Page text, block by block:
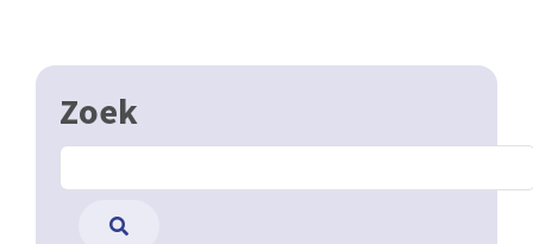
Zoek